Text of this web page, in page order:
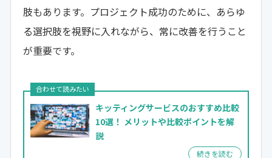
肢もあります。プロジェクト成功のために、あらゆ
る選択肢を視野に入れながら、常に改善を行うこと
が重要です。
キッティングサービスのおすすめ比較
10選！ メリットや比較ポイントを解
説